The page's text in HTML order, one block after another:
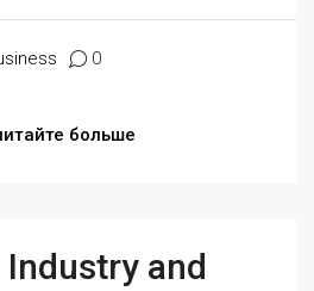
0
больше
Industry and